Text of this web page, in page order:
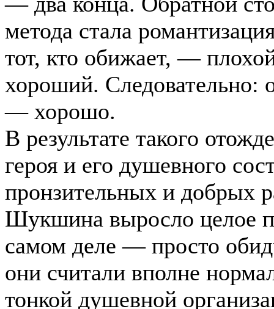
метода стала
тот, кто обижает, —
хороший. Следовательно:
— хорошо.
В результате такого
героя и его душевного
пронзительных и добрых
Шукшина выросло целое
самом деле — просто
они считали вполне
тонкой душевной